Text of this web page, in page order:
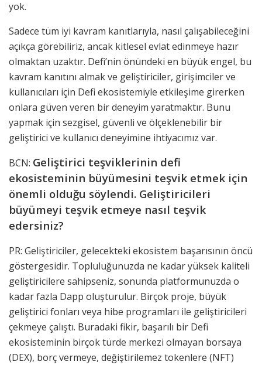
yok.
Sadece tüm iyi kavram kanıtlarıyla, nasıl çalışabileceğini
açıkça görebiliriz, ancak kitlesel evlat edinmeye hazır
olmaktan uzaktır. Defi’nin önündeki en büyük engel, bu
kavram kanıtını almak ve geliştiriciler, girişimciler ve
kullanıcıları için Defi ekosistemiyle etkileşime girerken
onlara güven veren bir deneyim yaratmaktır. Bunu
yapmak için sezgisel, güvenli ve ölçeklenebilir bir
geliştirici ve kullanıcı deneyimine ihtiyacımız var.
BCN: Geliştirici teşviklerinin defi
ekosisteminin büyümesini teşvik etmek için
önemli olduğu söylendi. Geliştiricileri
büyümeyi teşvik etmeye nasıl teşvik
edersiniz?
PR: Geliştiriciler, gelecekteki ekosistem başarısının öncü
göstergesidir. Topluluğunuzda ne kadar yüksek kaliteli
geliştiricilere sahipseniz, sonunda platformunuzda o
kadar fazla Dapp oluşturulur. Birçok proje, büyük
geliştirici fonları veya hibe programları ile geliştiricileri
çekmeye çalıştı. Buradaki fikir, başarılı bir Defi
ekosisteminin birçok türde merkezi olmayan borsaya
(DEX), borç vermeye, değiştirilemez tokenlere (NFT)